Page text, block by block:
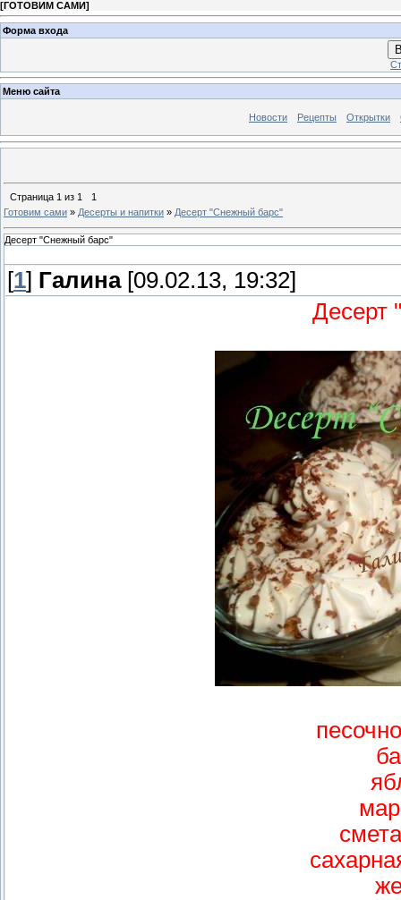
[ГОТОВИМ САМИ]
Форма входа
Меню сайта
Новости Рецепты Открытки
Страница 1 из 1
1
Готовим сами » Десерты и напитки » Десерт "Снежный барс"
Десерт "Снежный барс"
[1] Галина[09.02.13, 19:32]
Десерт